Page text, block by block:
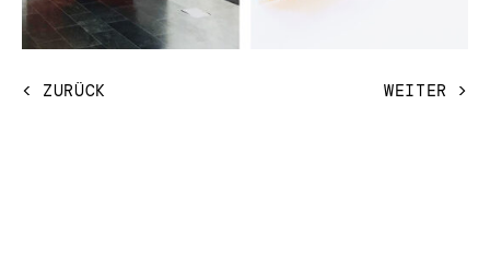
< ZURÜCK WEITER >